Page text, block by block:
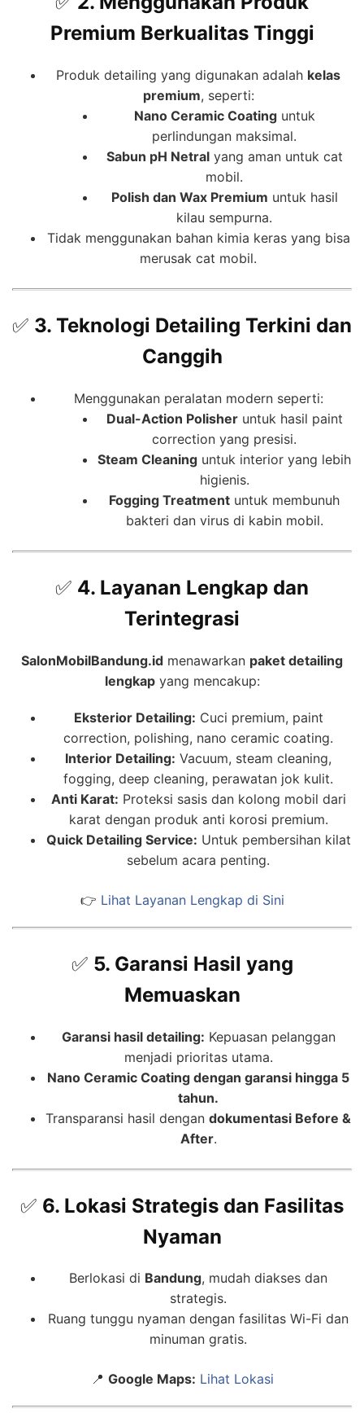
Premium Berkualitas Tinggi
Produk detailing yang digunakan adalah kelas
premium, seperti:
Nano Ceramic Coatinguntuk
perlindungan maksimal.
Sabun pH Netralyang aman untuk cat
mobil.
Polish dan Wax Premium untuk hasil
kilau sempurna.
Tidak menggunakan bahan kimia keras yang bisa
merusak cat mobil.
✅ 3. Teknologi Detailing Terkini dan
Canggih
Menggunakan peralatan modern seperti:
Dual-Action Polisheruntuk hasil paint
correction yang presisi.
Steam Cleaning untuk interior yang lebih
higienis.
Fogging Treatment untuk membunuh
bakteri dan virus di kabin mobil.
✅ 4. Layanan Lengkap dan
Terintegrasi
SalonMobilBandung.id menawarkan paket detailing
lengkapyang mencakup:
Eksterior Detailing: Cuci premium, paint
correction, polishing, nano ceramic coating.
Interior Detailing: Vacuum, steam cleaning,
fogging, deep cleaning, perawatan jok kulit.
Anti Karat: Proteksi sasis dan kolong mobil dari
karat dengan produk anti korosi premium.
Quick Detailing Service: Untuk pembersihan kilat
sebelum acara penting.
👉 Lihat Layanan Lengkap di Sini
✅ 5. Garansi Hasil yang
Memuaskan
Garansi hasil detailing: Kepuasan pelanggan
menjadi prioritas utama.
Nano Ceramic Coating dengan garansi hingga 5
tahun.
Transparansi hasil dengan dokumentasi Before &
After.
✅ 6. Lokasi Strategis dan Fasilitas
Nyaman
Berlokasi di Bandung, mudah diakses dan
strategis.
Ruang tunggu nyaman dengan fasilitas Wi-Fi dan
minuman gratis.
📍 Google Maps: Lihat Lokasi